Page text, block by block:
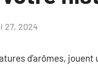
27, 2024
d’arômes,